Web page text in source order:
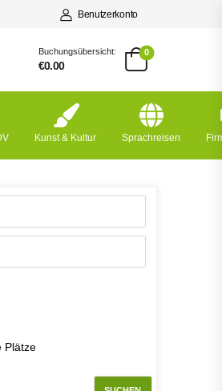
Benutzerkonto
Buchungsübersicht:
€0.00
0
Kunst & Kultur Sprachreisen
Plätze